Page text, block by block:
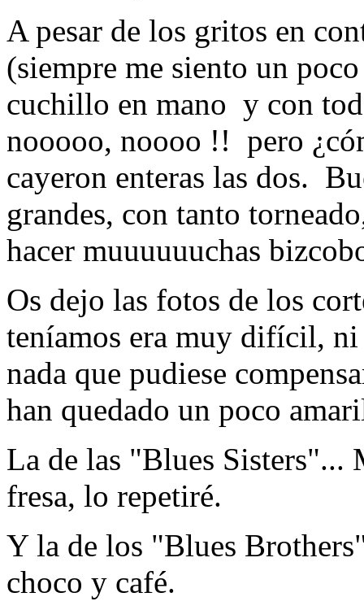
A pesar de los gritos en
(siempre me siento un
cuchillo en mano y con
nooooo, noooo !! pero
cayeron enteras las dos.
grandes, con tanto
hacer muuuuuuchas
Os dejo las fotos de los
teníamos era muy difícil,
nada que pudiese
han quedado un poco
La de las "Blues Sisters"...
fresa, lo repetiré.
Y la de los "Blues
choco y café.